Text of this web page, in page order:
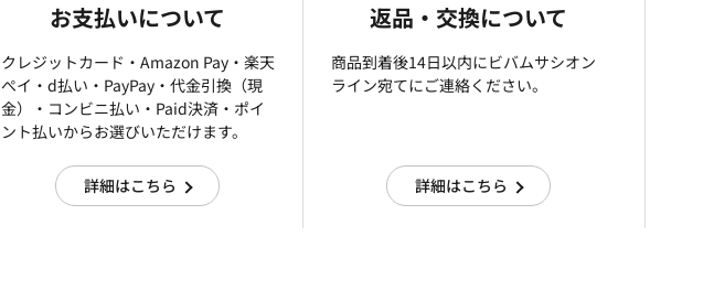
お支払いについて
クレジットカード・Amazon Pay・楽天
ぺイ・d払い・PayPay・代金引換（現
金）・コンビニ払い・Paid決済・ポイ
ント払いからお選びいただけます。
詳細はこちら
返品・交換について
商品到着後14日以内にビバムサシオン
ライン宛てにご連絡ください。
詳細はこちら